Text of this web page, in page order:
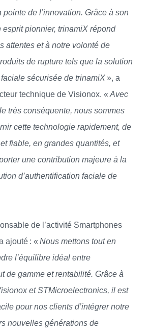
pointe de l’innovation. Grâce à son
esprit pionnier, trinamiX répond
attentes et à notre volonté de
de rupture tels que la solution
sécurisée de trinamiX», a
technique de Visionox. « Avec
très conséquente, nous sommes
cette technologie rapidement, de
fiable, en grandes quantités, et
une contribution majeure à la
d’authentification faciale de
de l’activité Smartphones
ajouté : « Nous mettons tout en
l’équilibre idéal entre
de gamme et rentabilité. Grâce à
et STMicroelectronics, il est
pour nos clients d’intégrer notre
nouvelles générations de